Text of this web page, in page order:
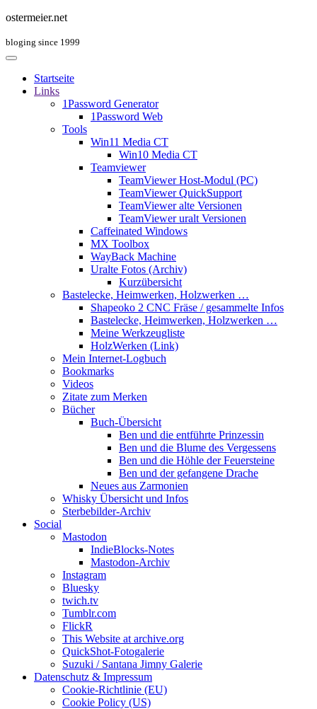
ostermeier.net
bloging since 1999
Startseite
Links
1Password Generator
1Password Web
Tools
Win11 Media CT
Win10 Media CT
Teamviewer
TeamViewer Host-Modul (PC)
TeamViewer QuickSupport
TeamViewer alte Versionen
TeamViewer uralt Versionen
Caffeinated Windows
MX Toolbox
WayBack Machine
Uralte Fotos (Archiv)
Kurzübersicht
Bastelecke, Heimwerken, Holzwerken …
Shapeoko 2 CNC Fräse / gesammelte Infos
Bastelecke, Heimwerken, Holzwerken …
Meine Werkzeugliste
HolzWerken (Link)
Mein Internet-Logbuch
Bookmarks
Videos
Zitate zum Merken
Bücher
Buch-Übersicht
Ben und die entführte Prinzessin
Ben und die Blume des Vergessens
Ben und die Höhle der Feuersteine
Ben und der gefangene Drache
Neues aus Zarmonien
Whisky Übersicht und Infos
Sterbebilder-Archiv
Social
Mastodon
IndieBlocks-Notes
Mastodon-Archiv
Instagram
Bluesky
twich.tv
Tumblr.com
FlickR
This Website at archive.org
QuickShot-Fotogalerie
Suzuki / Santana Jimny Galerie
Datenschutz & Impressum
Cookie-Richtlinie (EU)
Cookie Policy (US)